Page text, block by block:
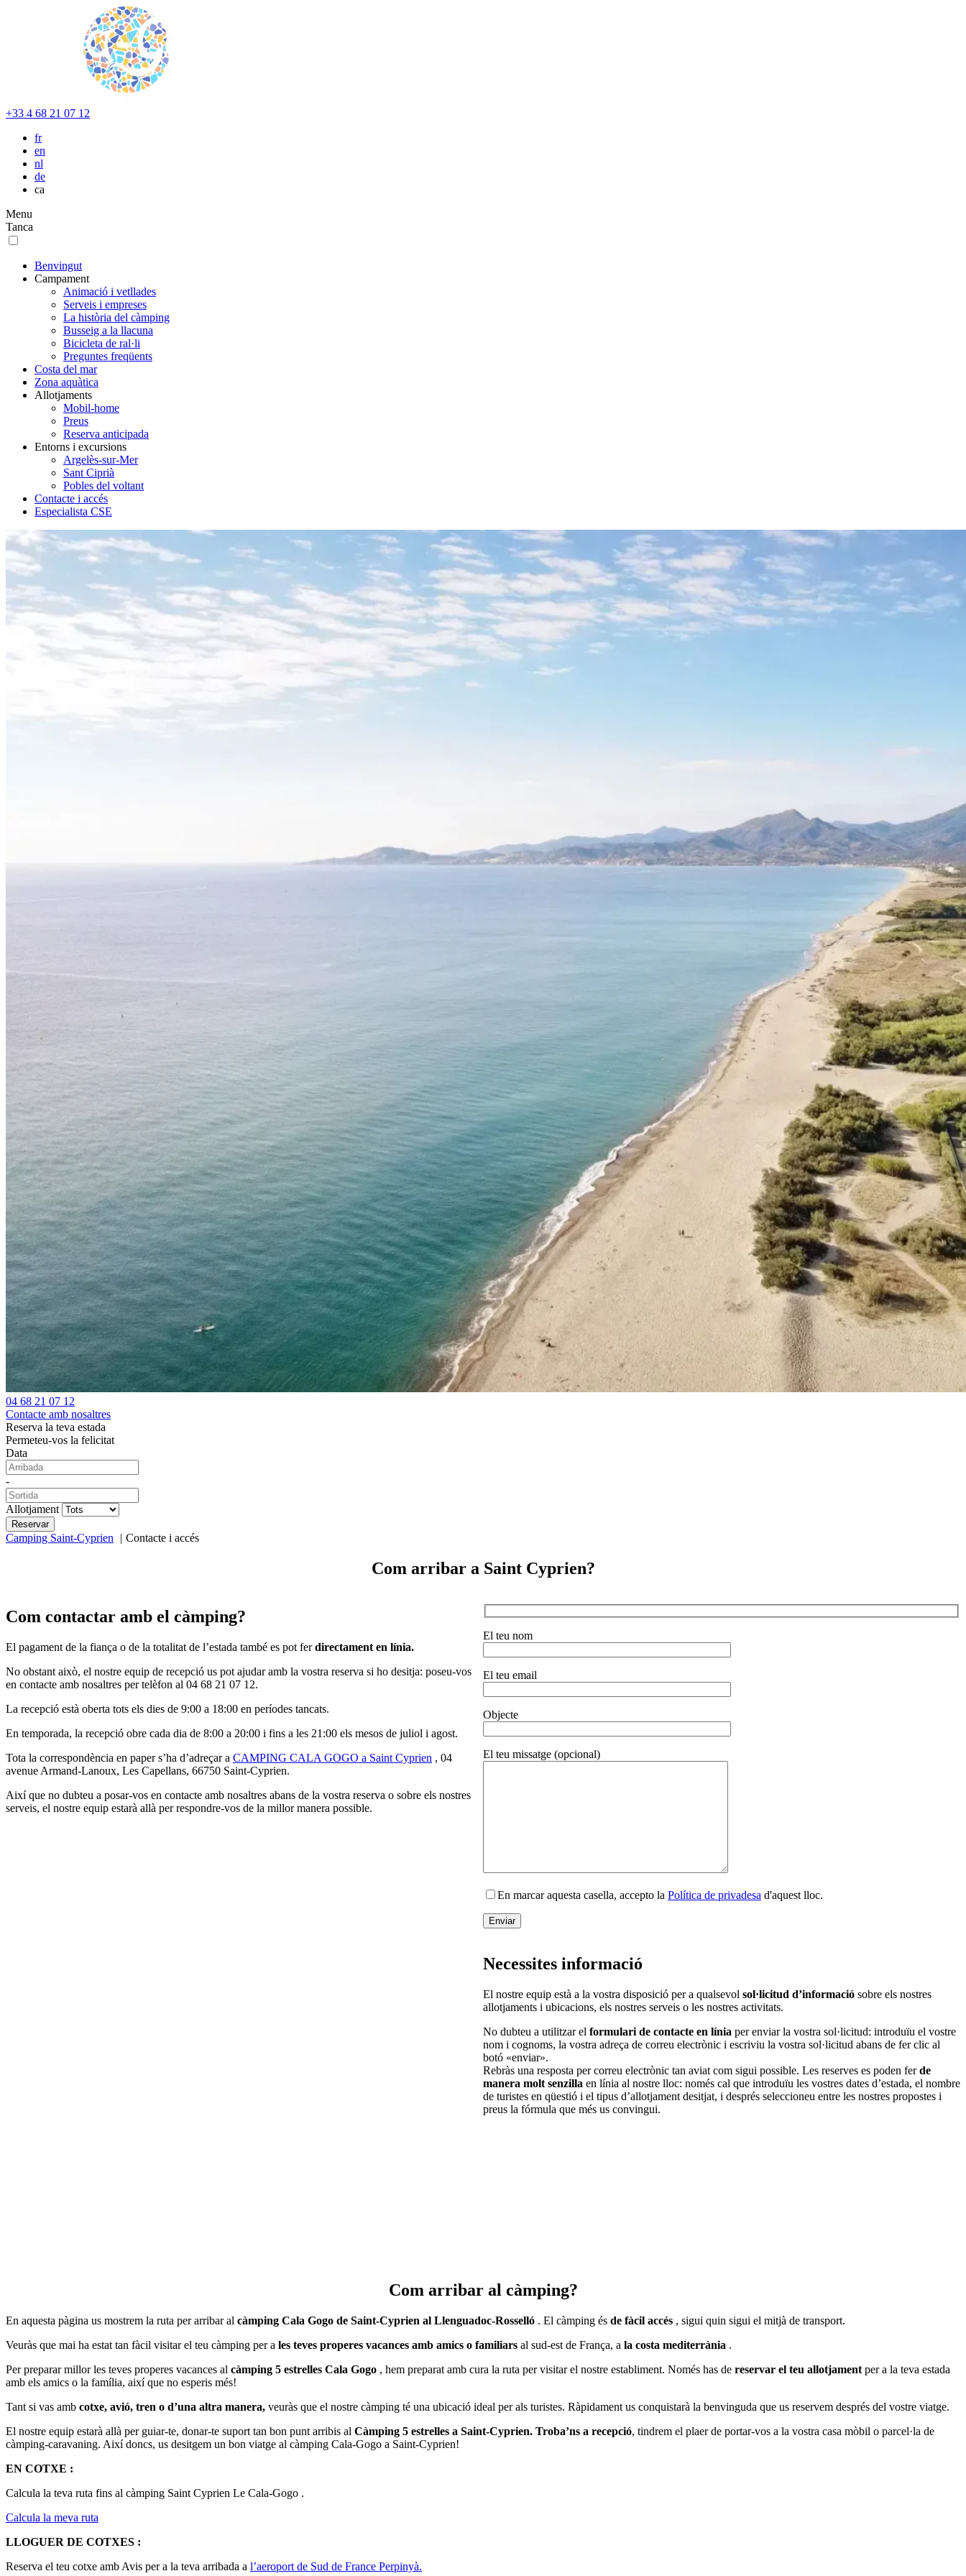
+33 4 68 21 07 12
fr
en
nl
de
ca
Menu
Tanca
Benvingut
Campament
Animació i vetllades
Serveis i empreses
La història del càmping
Busseig a la llacuna
Bicicleta de ral·li
Preguntes freqüents
Costa del mar
Zona aquàtica
Allotjaments
Mobil-home
Preus
Reserva anticipada
Entorns i excursions
Argelès-sur-Mer
Sant Ciprià
Pobles del voltant
Contacte i accés
Especialista CSE
04 68 21 07 12
Contacte amb nosaltres
Reserva la teva estada
Permeteu-vos la felicitat
Data
-
Allotjament
Camping Saint-Cyprien Contacte i accés
Com arribar a Saint Cyprien?
Com contactar amb el càmping?
El pagament de la fiança o de la totalitat de l’estada també es pot ferdirectament en línia.
No obstant això, el nostre equip de recepció us pot ajudar amb la vostra reserva si ho desitja: poseu-vos
en contacte amb nosaltres per telèfon al 04 68 21 07 12.
La recepció està oberta tots els dies de 9:00 a 18:00 en períodes tancats.
En temporada, la recepció obre cada dia de 8:00 a 20:00 i fins a les 21:00 els mesos de juliol i agost.
Tota la correspondència en paper s’ha d’adreçar a CAMPING CALA GOGO a Saint Cyprien , 04
avenue Armand-Lanoux, Les Capellans, 66750 Saint-Cyprien.
Així que no dubteu a posar-vos en contacte amb nosaltres abans de la vostra reserva o sobre els nostres
serveis, el nostre equip estarà allà per respondre-vos de la millor manera possible.
El teu nom
El teu email
Objecte
El teu missatge (opcional)
En marcar aquesta casella, accepto la Política de privadesa d'aquest lloc.
Necessites informació
El nostre equip està a la vostra disposició per a qualsevol sol·licitud d’informació sobre els nostres
allotjaments i ubicacions, els nostres serveis o les nostres activitats.
No dubteu a utilitzar el formulari de contacte en línia per enviar la vostra sol·licitud: introduïu el vostre
nom i cognoms, la vostra adreça de correu electrònic i escriviu la vostra sol·licitud abans de fer clic al
botó «enviar».
Rebràs una resposta per correu electrònic tan aviat com sigui possible. Les reserves es poden ferde
manera molt senzilla en línia al nostre lloc: només cal que introduïu les vostres dates d’estada, el nombre
de turistes en qüestió i el tipus d’allotjament desitjat, i després seleccioneu entre les nostres propostes i
preus la fórmula que més us convingui.
Com arribar al càmping?
En aquesta pàgina us mostrem la ruta per arribar al càmping Cala Gogo de Saint-Cyprien al Llenguadoc-Rosselló . El càmping és de fàcil accés , sigui quin sigui el mitjà de transport.
Veuràs que mai ha estat tan fàcil visitar el teu càmping per a les teves properes vacances amb amics o familiars al sud-est de França, a la costa mediterrània .
Per preparar millor les teves properes vacances al càmping 5 estrelles Cala Gogo , hem preparat amb cura la ruta per visitar el nostre establiment. Només has de reservar el teu allotjament per a la teva estada
amb els amics o la família, així que no esperis més!
Tant si vas amb cotxe, avió, tren o d’una altra manera, veuràs que el nostre càmping té una ubicació ideal per als turistes. Ràpidament us conquistarà la benvinguda que us reservem després del vostre viatge.
El nostre equip estarà allà per guiar-te, donar-te suport tan bon punt arribis al Càmping 5 estrelles a Saint-Cyprien. Troba’ns a recepció, tindrem el plaer de portar-vos a la vostra casa mòbil o parcel·la de
càmping-caravaning. Així doncs, us desitgem un bon viatge al càmping Cala-Gogo a Saint-Cyprien!
EN COTXE :
Calcula la teva ruta fins al càmping Saint Cyprien Le Cala-Gogo .
Calcula la meva ruta
LLOGUER DE COTXES :
Reserva el teu cotxe amb Avis per a la teva arribada a l’aeroport de Sud de France Perpinyà.